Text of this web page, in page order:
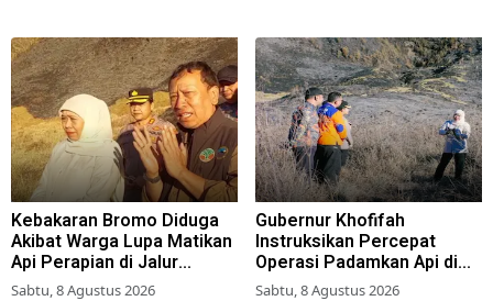
Kebakaran Bromo Diduga
Akibat Warga Lupa Matikan
Api Perapian di Jalur
Tradisional
Sabtu, 8 Agustus 2026
Gubernur Khofifah
Instruksikan Percepat
Operasi Padamkan Api di
Wisata Bromo
Sabtu, 8 Agustus 2026